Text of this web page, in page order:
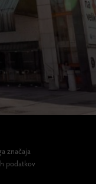
značaja
podatkov